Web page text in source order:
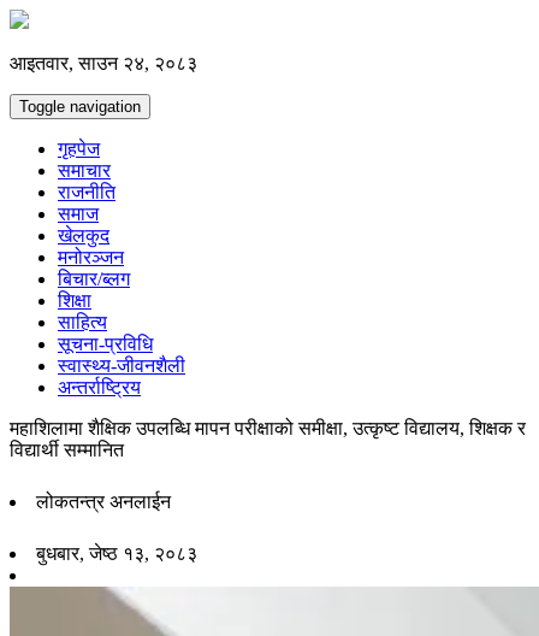
आइतवार, साउन २४, २०८३
Toggle navigation
गृहपेज
समाचार
राजनीति
समाज
खेलकुद
मनोरञ्जन
बिचार/ब्लग
शिक्षा
साहित्य
सूचना-प्रविधि
स्वास्थ्य-जीवनशैली
अन्तर्राष्ट्रिय
महाशिलामा शैक्षिक उपलब्धि मापन परीक्षाको समीक्षा, उत्कृष्ट विद्यालय, शिक्षक र
विद्यार्थी सम्मानित
लोकतन्त्र अनलाईन
बुधबार, जेष्ठ १३, २०८३